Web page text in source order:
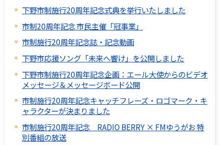
下野市制施行20周年記念式典を挙行いたしました
市制20周年記念 市民主催「冠事業」
市制施行20周年記念誌・記念動画
下野市応援ソング「未来へ響け」を公開しました
下野市制施行20周年記念企画：エール大使からのビデオ
メッセージ＆メッセージボード公開
市制施行20周年記念キャッチフレーズ・ロゴマーク・キ
ャラクターが決まりました
市制施行20周年記念 RADIO BERRY × FMゆうがお 特
別番組の放送